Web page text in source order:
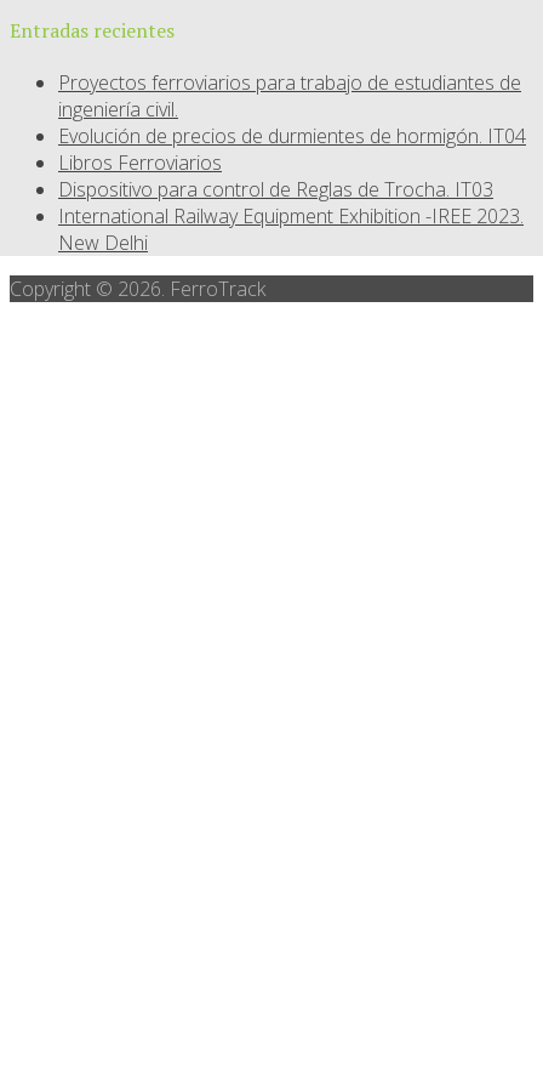
Entradas recientes
Proyectos ferroviarios para trabajo de estudiantes de
ingeniería civil.
Evolución de precios de durmientes de hormigón. IT04
Libros Ferroviarios
Dispositivo para control de Reglas de Trocha. IT03
International Railway Equipment Exhibition -IREE 2023.
New Delhi
Copyright © 2026. FerroTrack